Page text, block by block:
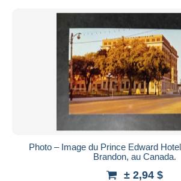
Photo – Image du Prince Edward
Brandon, au Canada.
± 2,94 $